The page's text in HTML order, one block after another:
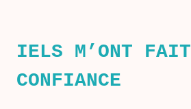
IELS M’ONT FAIT
CONFIANCE